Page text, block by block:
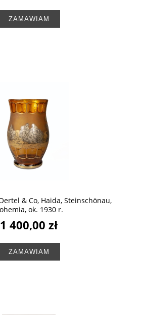
ZAMAWIAM
& Co, Haida, Steinschönau,
ok. 1930 r.
1 400,00 zł
ZAMAWIAM